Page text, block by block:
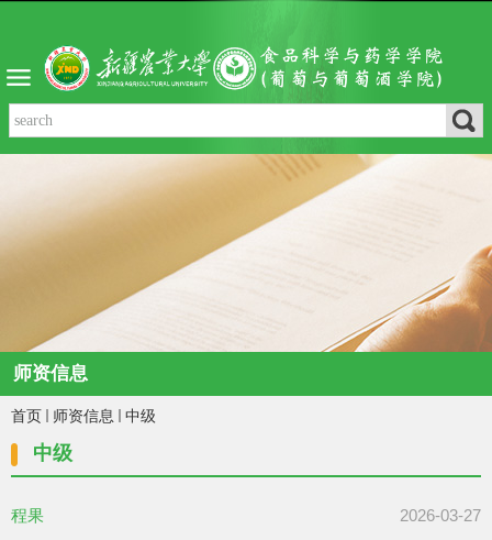
师资信息
首页 师资信息 中级
中级
程果
2026-03-27